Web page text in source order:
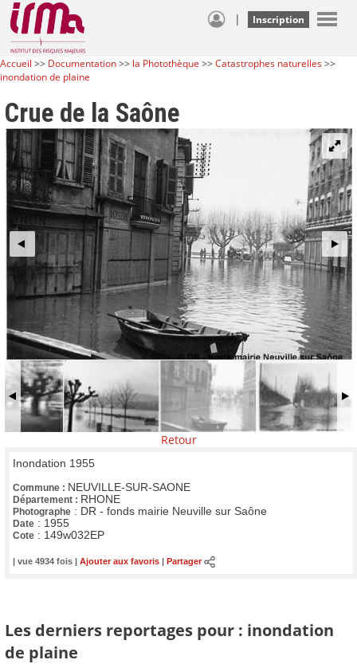
| Inscription
Accueil >> Documentation>> la Photothèque >>Catastrophes naturelles>>
inondation de plaine
Crue de la Saône
Retour
Inondation 1955
Commune : NEUVILLE-SUR-SAONE
Département : RHONE
Photographe : DR - fonds mairie Neuville sur Saône
Date : 1955
Cote : 149w032EP
| vue 4934 fois | Ajouter aux favoris Partager
Les derniers reportages pour : inondation
de plaine